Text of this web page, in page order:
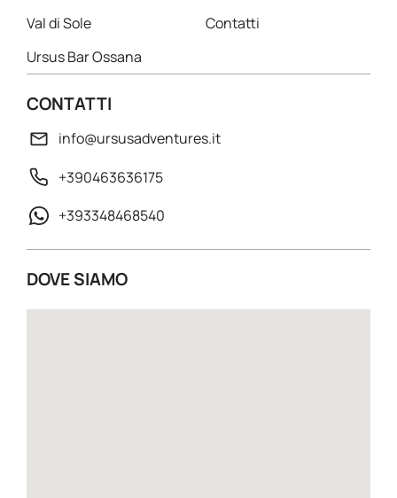
Val di Sole
Ursus Bar Ossana
Contatti
CONTATTI
info@ursusadventures.it
+390463636175
+393348468540
DOVE SIAMO